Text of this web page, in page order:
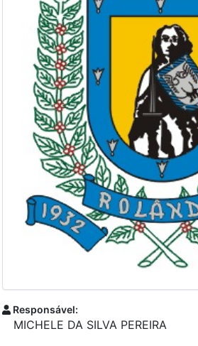
Responsável:
MICHELE DA SILVA PEREIRA